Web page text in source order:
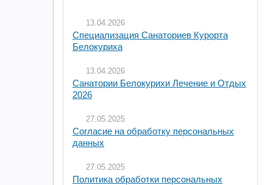
13.04.2026
Специализация Санаториев Курорта
Белокуриха
13.04.2026
Санатории Белокурихи Лечение и Отдых
2026
27.05.2025
Согласие на обработку персональных
данных
27.05.2025
Политика обработки персональных